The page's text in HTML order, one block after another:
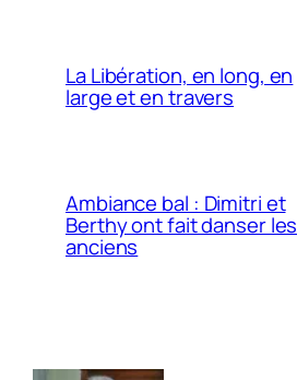
La Libération, en long, en
large et en travers
Ambiance bal : Dimitri et
Berthy ont fait danser les
anciens